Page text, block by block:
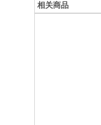
相关商品